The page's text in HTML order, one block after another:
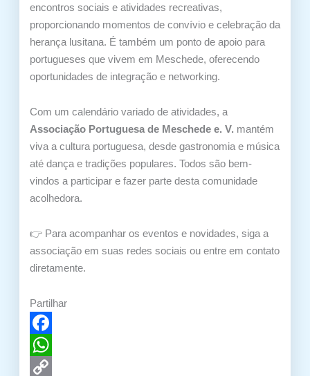
encontros sociais e atividades recreativas,
proporcionando momentos de convívio e celebração da
herança lusitana. É também um ponto de apoio para
portugueses que vivem em Meschede, oferecendo
oportunidades de integração e networking.
Com um calendário variado de atividades, a
Associação Portuguesa de Meschede e. V. mantém
viva a cultura portuguesa, desde gastronomia e música
até dança e tradições populares. Todos são bem-
vindos a participar e fazer parte desta comunidade
acolhedora.
👉 Para acompanhar os eventos e novidades, siga a
associação em suas redes sociais ou entre em contato
diretamente.
Partilhar
Facebook
WhatsApp